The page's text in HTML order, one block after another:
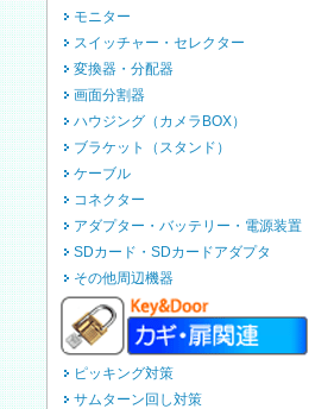
モニター
スイッチャー・セレクター
変換器・分配器
画面分割器
ハウジング（カメラBOX）
ブラケット（スタンド）
ケーブル
コネクター
アダプター・バッテリー・電源装置
SDカード・SDカードアダプタ
その他周辺機器
ピッキング対策
サムターン回し対策